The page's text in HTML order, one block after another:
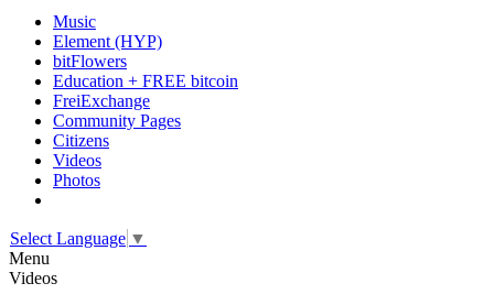
Music
Element (HYP)
bitFlowers
Education + FREE bitcoin
FreiExchange
Community Pages
Citizens
Videos
Photos
Select Language ▼
Menu
Videos